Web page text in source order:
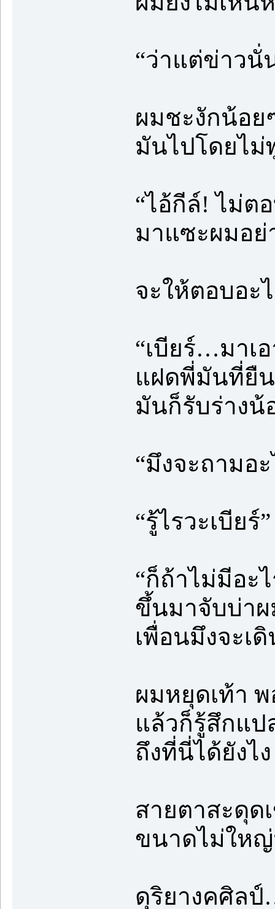
“ว่าแต่ข่าวนั่
ผมชะงักน้อย
มันไปโดยไม่
“ไอ้กีล์! ไม่ต
มาแซะผมอย่
จะให้ตอบอะ
“เบียร์…มาเ
แฝดพี่มันที่ยื
มันก็รับร่างน้
“มึงจะถามอ
“รู้ไรวะเบียร์”
“ก็ถ้าไม่มีอะ
ขึ้นมาจับบ่าผ
เพื่อนมึงจะเ
ผมหยุดเท้า
แล้วก็รู้สึกแป
ถึงที่นี่ได้ยังไง
สายตาสะดุ
ขนาดไม่ใหญ่
ดุริยางคศิล